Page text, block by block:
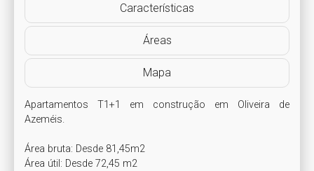
Características
Áreas
Mapa
Apartamentos T1+1 em construção em Oliveira de
Azeméis.
Área bruta: Desde 81,45m2
Área útil: Desde 72,45 m2